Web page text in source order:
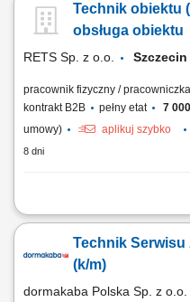
ramach opieki serwisowej.
poprzez rzetelną pomoc
Technik obiektu
obsługa obiektu
RETS Sp. z o.o.
pracownik fizyczny /
kontrakt B2B
pełny etat 7
umowy)
aplikuj szybko
8 dni
Zakres obowiązków: Bieżąca
(instalacje: elektryczne,
chłodnicze, ciepłownicze,
Technik
(k/m)
dormakaba Polska Sp. z o.o.